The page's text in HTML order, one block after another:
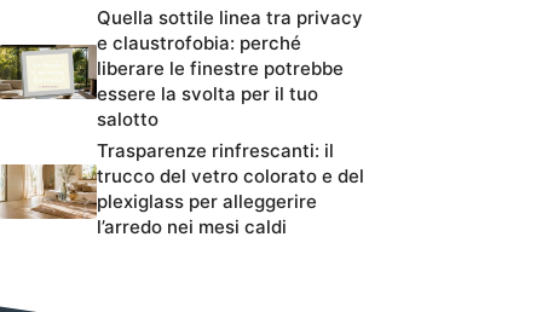
Quella sottile linea tra privacy
e claustrofobia: perché
liberare le finestre potrebbe
essere la svolta per il tuo
salotto
Trasparenze rinfrescanti: il
trucco del vetro colorato e del
plexiglass per alleggerire
l’arredo nei mesi caldi